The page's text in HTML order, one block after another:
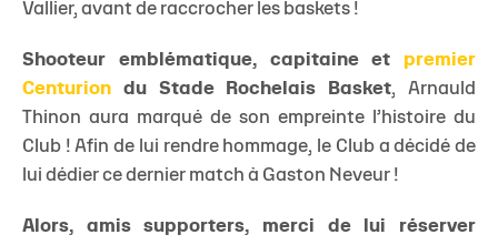
Vallier, avant de raccrocher les baskets !
Shooteur emblématique, capitaine et premier
Centurion du Stade Rochelais Basket, Arnauld
Thinon aura marqué de son empreinte l’histoire du
Club ! Afin de lui rendre hommage, le Club a décidé de
lui dédier ce dernier match à Gaston Neveur !
Alors, amis supporters, merci de lui réserver